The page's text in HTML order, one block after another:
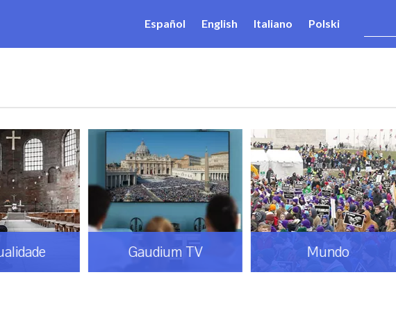
Español English Italiano Polski
Quem somos Roma